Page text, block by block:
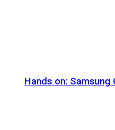
Hands on: Samsung